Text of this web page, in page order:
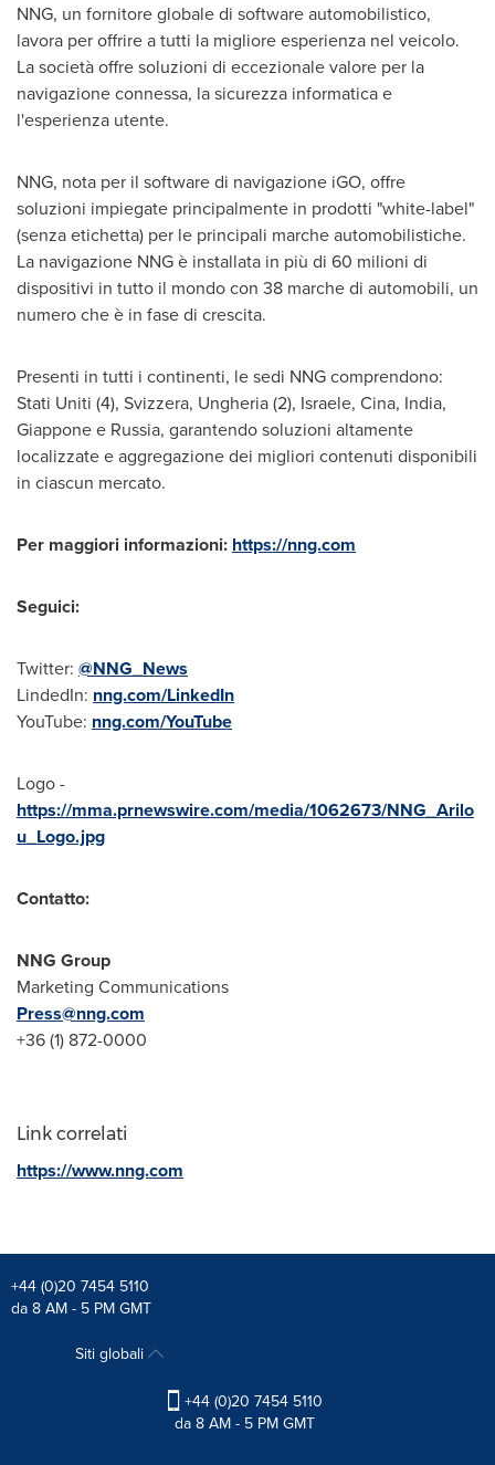
NNG, un fornitore globale di software automobilistico,
lavora per offrire a tutti la migliore esperienza nel veicolo.
La società offre soluzioni di eccezionale valore per la
navigazione connessa, la sicurezza informatica e
l'esperienza utente.
NNG, nota per il software di navigazione iGO, offre
soluzioni impiegate principalmente in prodotti "white-label"
(senza etichetta) per le principali marche automobilistiche.
La navigazione NNG è installata in più di 60 milioni di
dispositivi in tutto il mondo con 38 marche di automobili, un
numero che è in fase di crescita.
Presenti in tutti i continenti, le sedi NNG comprendono:
Stati Uniti (4), Svizzera, Ungheria (2), Israele, Cina, India,
Giappone e Russia, garantendo soluzioni altamente
localizzate e aggregazione dei migliori contenuti disponibili
in ciascun mercato.
Per maggiori informazioni: https://nng.com
Seguici:
Twitter: @NNG_News
LindedIn: nng.com/LinkedIn
YouTube: nng.com/YouTube
Logo -
https://mma.prnewswire.com/media/1062673/NNG_Arilo
u_Logo.jpg
Contatto:
NNG Group
Marketing Communications
Press@nng.com
+36 (1) 872-0000
Link correlati
https://www.nng.com
+44 (0)20 7454 5110
da 8 AM - 5 PM GMT
Siti globali
+44 (0)20 7454 5110
da 8 AM - 5 PM GMT